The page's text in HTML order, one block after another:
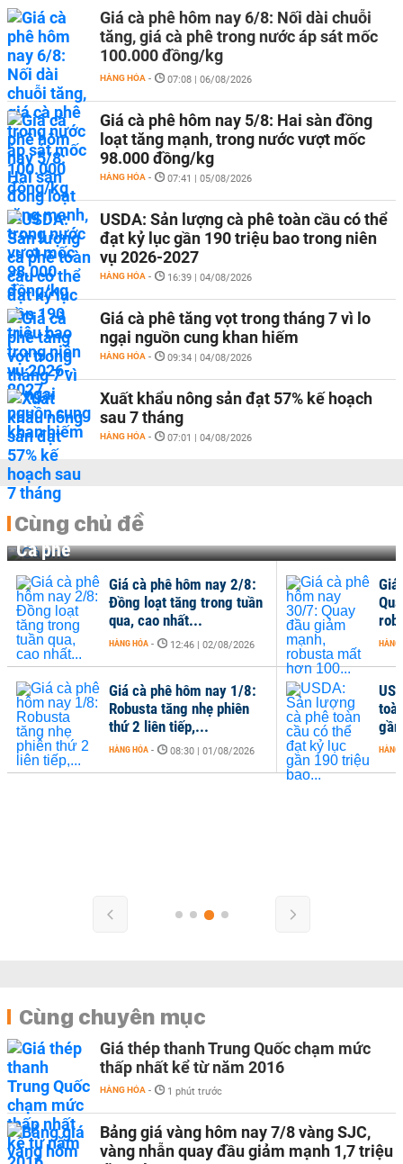
Giá cà phê hôm nay 6/8: Nối dài chuỗi
tăng, giá cà phê trong nước áp sát mốc
100.000 đồng/kg
HÀNG HÓA - 07:08 | 06/08/2026
Giá cà phê hôm nay 5/8: Hai sàn đồng
loạt tăng mạnh, trong nước vượt mốc
98.000 đồng/kg
HÀNG HÓA - 07:41 | 05/08/2026
USDA: Sản lượng cà phê toàn cầu có thể
đạt kỷ lục gần 190 triệu bao trong niên
vụ 2026-2027
HÀNG HÓA - 16:39 | 04/08/2026
Giá cà phê tăng vọt trong tháng 7 vì lo
ngại nguồn cung khan hiếm
HÀNG HÓA - 09:34 | 04/08/2026
Xuất khẩu nông sản đạt 57% kế hoạch
sau 7 tháng
HÀNG HÓA - 07:01 | 04/08/2026
Cùng chủ đề
Cà phê
HÀNG
Giá cà phê hôm nay 2/8:
Đồng loạt tăng trong tuần
qua, cao nhất...
HÀNG HÓA - 12:46 | 02/08/2026
Giá cà phê hôm nay 1/8:
Robusta tăng nhẹ phiên
thứ 2 liên tiếp,...
HÀNG HÓA - 08:30 | 01/08/2026
HÀNG
Cùng chuyên mục
Giá thép thanh Trung Quốc chạm mức
thấp nhất kể từ năm 2016
HÀNG HÓA - 1 phút trước
Bảng giá vàng hôm nay 7/8 vàng SJC,
vàng nhẫn quay đầu giảm mạnh 1,7 triệu